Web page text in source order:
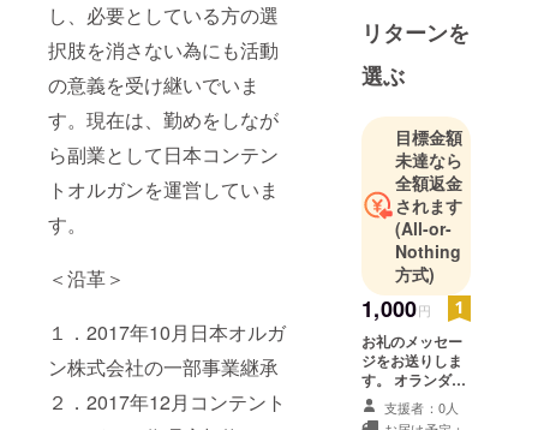
し、必要としている方の選
択肢を消さない為にも活動
の意義を受け継いでいま
す。現在は、勤めをしなが
ら副業として日本コンテン
トオルガンを運営していま
す。
＜沿革＞
１．2017年10月日本オルガ
ン株式会社の一部事業継承
２．2017年12月コンテント
グ
楽しみは家
族での外食
リターンを
選ぶ
目標金額
未達なら
全額返金
されます
(All-or-
Nothing
方式)
1,000円
お礼のメッセー
ジをお送りしま
す。 オランダコ
ンテントオルガ
ンオリジナルの
支援者：0人